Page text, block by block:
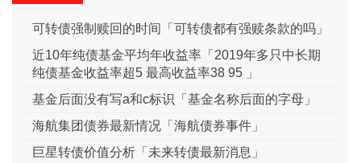
可转债强制赎回的时间「可转债都有强赎条款的吗」
近10年纯债基金平均年收益率「2019年多只中长期
纯债基金收益率超5 最高收益率38 95 」
基金后面没有写a和c标识「基金名称后面的字母」
海航集团债券最新情况「海航债券事件」
巨星转债价值分析「未来转债最新消息」